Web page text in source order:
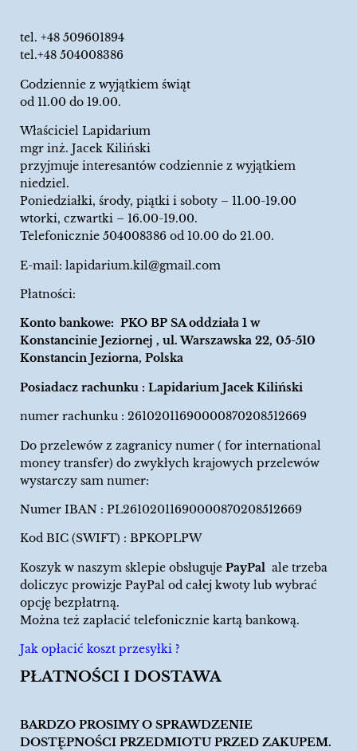
tel. +48 509601894
tel.+48 504008386
Codziennie z wyjątkiem świąt
od 11.00 do 19.00.
Właściciel Lapidarium
mgr inż. Jacek Kiliński
przyjmuje interesantów codziennie z wyjątkiem
niedziel.
Poniedziałki, środy, piątki i soboty – 11.00-19.00
wtorki, czwartki – 16.00-19.00.
Telefonicznie 504008386 od 10.00 do 21.00.
E-mail: lapidarium.kil@gmail.com
Płatności:
Konto bankowe: PKO BP SA oddziała 1 w
Konstancinie Jeziornej , ul. Warszawska 22, 05-510
Konstancin Jeziorna, Polska
Posiadacz rachunku : Lapidarium Jacek Kiliński
numer rachunku : 26102011690000870208512669
Do przelewów z zagranicy numer ( for international
money transfer) do zwykłych krajowych przelewów
wystarczy sam numer:
Numer IBAN : PL26102011690000870208512669
Kod BIC (SWIFT) : BPKOPLPW
Koszyk w naszym sklepie obsługuje PayPal ale trzeba
doliczyc prowizje PayPal od całej kwoty lub wybrać
opcję bezpłatrną.
Można też zapłacić telefonicznie kartą bankową.
Jak opłacić koszt przesyłki ?
PŁATNOŚCI I DOSTAWA
BARDZO PROSIMY O SPRAWDZENIE
DOSTĘPNOŚCI PRZEDMIOTU PRZED ZAKUPEM.